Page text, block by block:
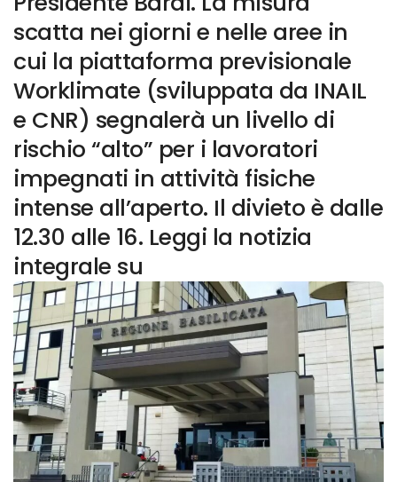
scatta nei giorni e nelle aree in
cui la piattaforma previsionale
Worklimate (sviluppata da INAIL
e CNR) segnalerà un livello di
rischio “alto” per i lavoratori
impegnati in attività fisiche
intense all’aperto. Il divieto è dalle
12.30 alle 16. Leggi la notizia
integrale su